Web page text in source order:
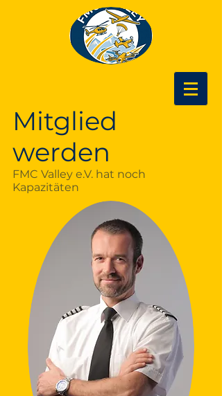
Mitglied
werden
FMC Valley e.V. hat noch
Kapazitäten